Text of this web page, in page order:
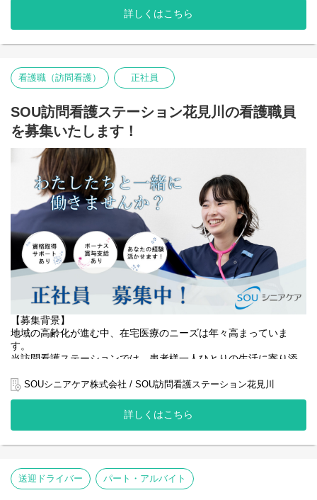
おかげさまでご依頼も増加しており、事業拡大に伴い、より手厚
いケアを実現するために正社員の看護師を増員することになりま
した。
患者様の増加に対応し、一人ひとりに寄り添ったきめ細やかなケ
地域医療に貢献したい方、在宅看護を通して患者様の生活を支え
【役割】
地域に根差した訪問看護ステーションにおいて、正看護師として
高齢化が進む中、在宅医療の需要は増加しており、当ステーショ
ンもそのニーズに応えるべく事業拡大を進めています。
主な業務内容
・バイタルチェック
・点滴、注射
・服薬管理
・症状の観察
・医療機器の操作
・訪問記録の作成
・医師、ケアマネジャーなど関係機関との連携
患者様一人ひとりに合わせた個別ケアを行い、安心して自宅での
療養生活を続けられるよう支援します。
将来的には、チームの中核として管理職や専門職へのキャリアア
ップも可能です。
■ 健康状態の観察・アセスメント
バイタル測定や全身状態の確認を行い、異常の早期発見に努めま
■ 医療的ケアの提供
点滴、注射、カテーテル管理、褥瘡ケアなど、医師の指示に基づ
■ 日常生活の支援・指導
詳しくはこちら
看護職（訪問看護） 正社員
SOU訪問看護ステーション花見川の看護職員
を募集いたします！
【募集背景】
地域の高齢化が進む中、在宅医療のニーズは年々高まっていま
す。
当訪問看護ステーションでは、患者様一人ひとりの生活に寄り添
の高い看護サービスの提供に努めています。
おかげさまでご依頼も増加しており、事業拡大に伴い、より手厚
いケアを実現するために正社員の看護師を増員することになりま
した。
患者様の増加に対応し、一人ひとりに寄り添ったきめ細やかなケ
地域医療に貢献したい方、在宅看護を通して患者様の生活を支え
SOUシニアケア株式会社 / SOU訪問看護ステーション花見川
詳しくはこちら
送迎ドライバー パート・アルバイト